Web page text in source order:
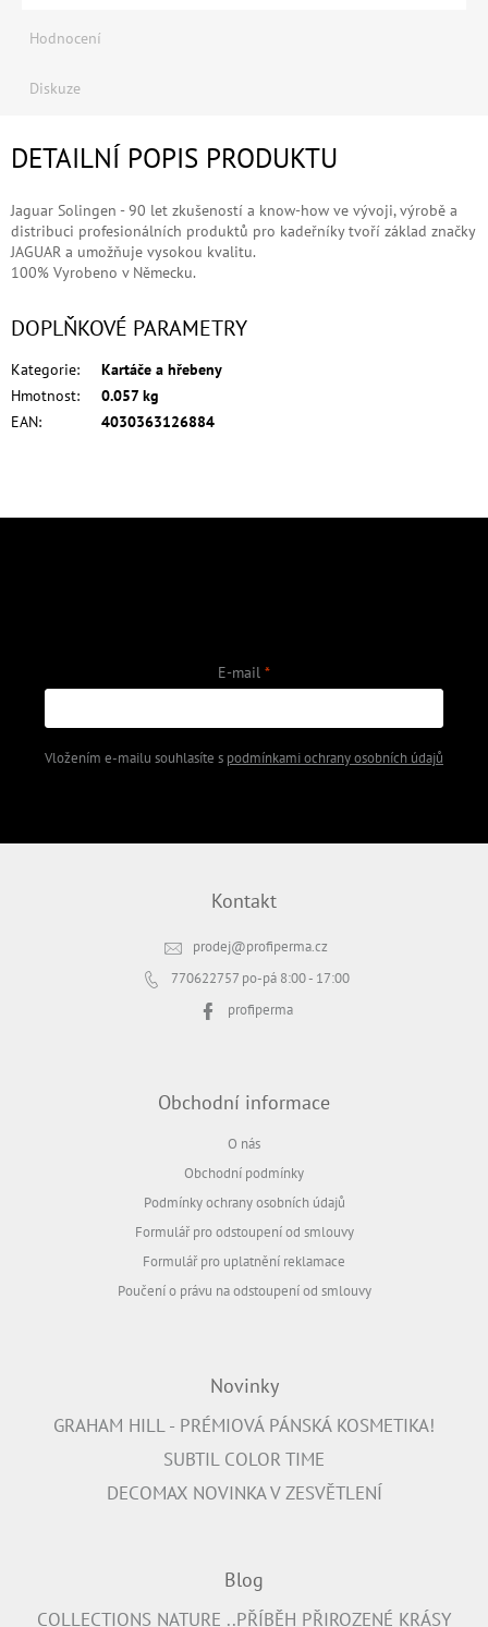
Hodnocení
Diskuze
DETAILNÍ POPIS PRODUKTU
Jaguar Solingen -90 let zkušeností a know-how ve vývoji, výrobě a
distribuci profesionálních produktů pro kadeřníky tvoří základ značky
JAGUAR a umožňuje vysokou kvalitu.
100% Vyrobeno v Německu.
DOPLŇKOVÉ PARAMETRY
Kategorie:
Kartáče a hřebeny
Hmotnost:
0.057 kg
EAN: 4030363126884
E-mail
Vložením e-mailu souhlasíte s podmínkami ochrany osobních údajů
Kontakt
prodej@profiperma.cz
770622757 po-pá 8:00 - 17:00
profiperma
Obchodní informace
O nás
Obchodní podmínky
Podmínky ochrany osobních údajů
Formulář pro odstoupení od smlouvy
Formulář pro uplatnění reklamace
Poučení o právu na odstoupení od smlouvy
Novinky
GRAHAM HILL - PRÉMIOVÁ PÁNSKÁ KOSMETIKA!
SUBTIL COLOR TIME
DECOMAX NOVINKA V ZESVĚTLENÍ
Blog
COLLECTIONS NATURE ..PŘÍBĚH PŘIROZENÉ KRÁSY